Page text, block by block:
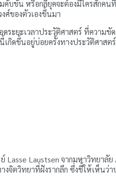
บขัน หรือกลียุคจะต้องมีใครสัก
ของตัวเองขึ้นมา
ยะเวลาประวัติศาสตร์ ที่ความขั
กิดขึ้นอยู่บ่อยครั้งทางประวัติศาสตร์
Lasse Laustsen จากมหาวิทย
วิทยาที่ฝังรากลึก ซึ่งชี้ให้เห็น